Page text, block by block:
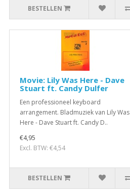
BESTELLEN
Movie: Lily Was Here - Dave
Stuart ft. Candy Dulfer
Een professioneel keyboard
arrangement. Bladmuziek van Lily Was
Here - Dave Stuart ft. Candy D..
€4,95
Excl. BTW: €4,54
BESTELLEN